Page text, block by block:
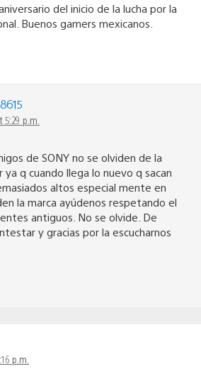
del inicio de la lucha por la
Buenos gamers mexicanos.
p.m.
de SONY no se olviden de la
q cuando llega lo nuevo q sacan
altos especial mente en
la marca ayúdenos respetando el
antiguos. No se olvide. De
y gracias por la escucharnos
p.m.